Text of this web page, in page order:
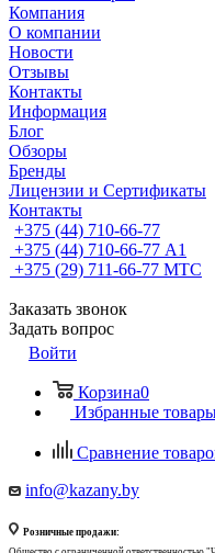
Компания
О компании
Новости
Отзывы
Контакты
Информация
Блог
Обзоры
Бренды
Лицензии и Сертификаты
Контакты
+375 (44) 710-66-77
+375 (44) 710-66-77 А1
+375 (29) 711-66-77 МТС
Заказать звонок
Задать вопрос
Войти
Корзина0
Избранные
Сравнение
info@kazany.by
Розничные продажи: